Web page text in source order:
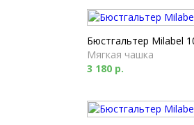
Бюстгальтер Milabel
Мягкая чашка
3 180 р.